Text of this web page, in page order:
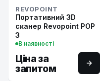
REVOPOINT
Портативний 3D
сканер Revopoint POP
3
В наявності
Ціна за
запитом